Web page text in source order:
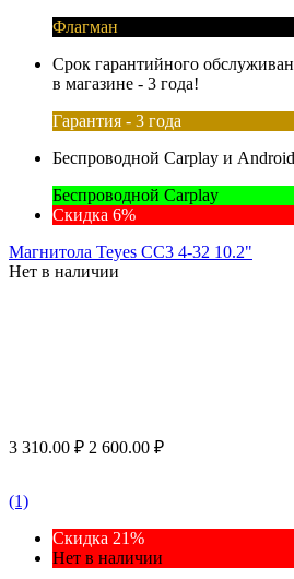
Флагман
Срок гарантийного
в магазине - 3 года!
Гарантия - 3 года
Беспроводной Carplay и
Беспроводной Carplay
Скидка 6%
Магнитола Teyes CC3 4-32 10.2"
Нет в наличии
3 310.00 ₽ 2 600.00 ₽
(1)
Скидка 21%
Нет в наличии